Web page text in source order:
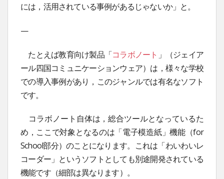
には，活用されている事例があるじゃないか」と。
—
たとえば教育向け製品「コラボノート 」（ジェイア
ール四国コミュニケーションウェア）は，様々な学校
での導入事例があり，このジャンルでは有名なソフト
です。
コラボノート自体は，総合ツールとなっているた
め，ここで対象となるのは「電子模造紙」機能（for
School部分）のことになります。これは「わいわいレ
コーダー」というソフトとしても別途開発されている
機能です（細部は異なります）。